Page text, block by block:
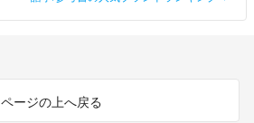
ページの上へ戻る